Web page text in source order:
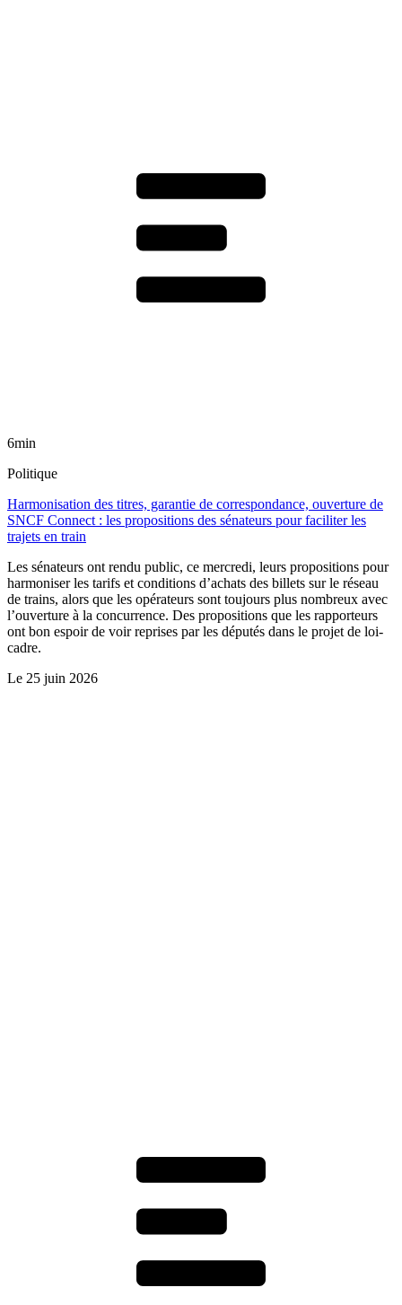
6min
Politique
Harmonisation des titres, garantie de correspondance, ouverture de
SNCF Connect : les propositions des sénateurs pour faciliter les
trajets en train
Les sénateurs ont rendu public, ce mercredi, leurs propositions pour
harmoniser les tarifs et conditions d’achats des billets sur le réseau
de trains, alors que les opérateurs sont toujours plus nombreux avec
l’ouverture à la concurrence. Des propositions que les rapporteurs
ont bon espoir de voir reprises par les députés dans le projet de loi-
cadre.
Le 25 juin 2026